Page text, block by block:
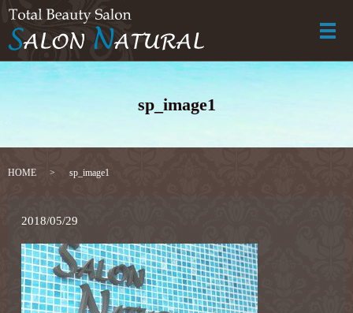
メ
sp_image1
HOME sp_image1
2018/05/29